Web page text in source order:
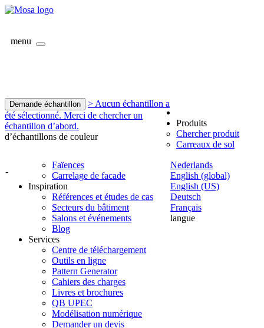
menu
Demande échantillon
> Aucun échantillon a
été sélectionné. Merci de chercher un
échantillon d’abord.
d’échantillons de couleur
-
Nederlands
English (global)
English (US)
Deutsch
Français
langue
Produits
Chercher produit
Carreaux de sol
Faïences
Carrelage de facade
Inspiration
Références et études de cas
Secteurs du bâtiment
Salons et événements
Blog
Services
Centre de téléchargement
Outils en ligne
Pattern Generator
Cahiers des charges
Livres et brochures
QB UPEC
Modélisation numérique
Demander un devis